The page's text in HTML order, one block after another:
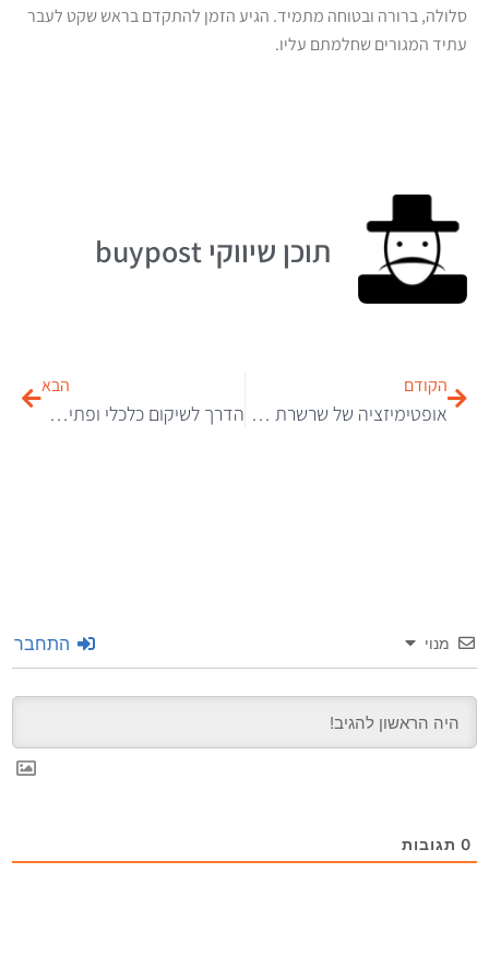
סלולה, ברורה ובטוחה מתמיד. הגיע הזמן להתקדם בראש שקט לעבר
עתיד המגורים שחלמתם עליו.
תוכן שיווקי buypost
הקודם
אופטימיזציה של שרשרת האספקה: המדריך לניהול לוגיסטי גלובלי מנצח
הבא
הדרך לשיקום כלכלי ופתיחת דף חדש בחיים
מנוי התחבר
0תגובות